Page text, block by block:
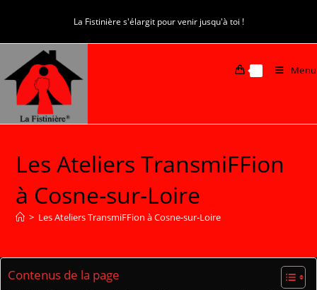
La Fistinière s'élargit pour venir jusqu'à toi !
Menu
Les Ateliers TransmiFFion
à Cosne-sur-Loire
> Les Ateliers TransmiFFion à Cosne-sur-Loire
Contenus de la page